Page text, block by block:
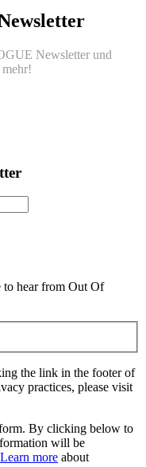
Newsletter und
to hear from Out Of
the link in the footer of
practices, please visit
By clicking below to
will be
Learn more about